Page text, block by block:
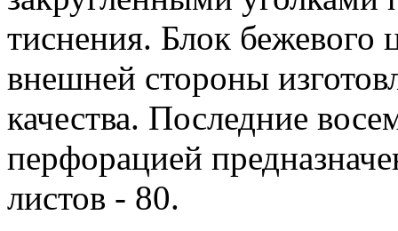
тиснения. Блок бежевого
внешней стороны
качества. Последние
перфорацией
листов - 80.